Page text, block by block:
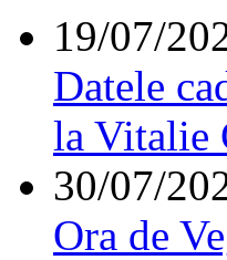
19/07/
Datele
la Vitalie
30/07/
Ora de